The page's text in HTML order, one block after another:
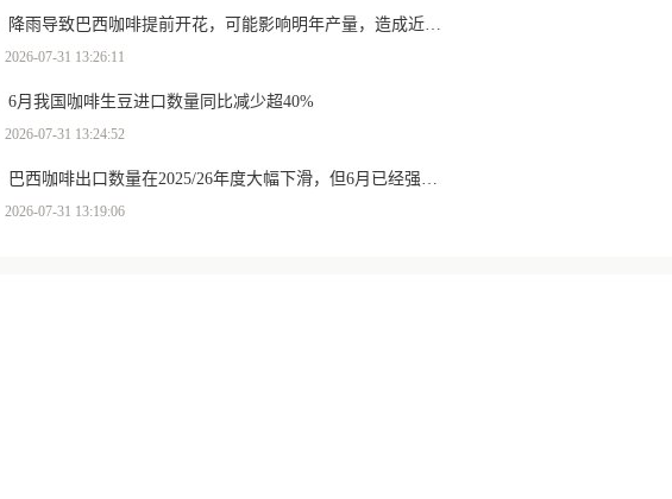
2026-07-31 13:26:11
6月我国咖啡生豆进口数量同比减少超40%
2026-07-31 13:24:52
2026-07-31 13:19:06